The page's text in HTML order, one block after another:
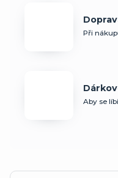
Při
Aby se